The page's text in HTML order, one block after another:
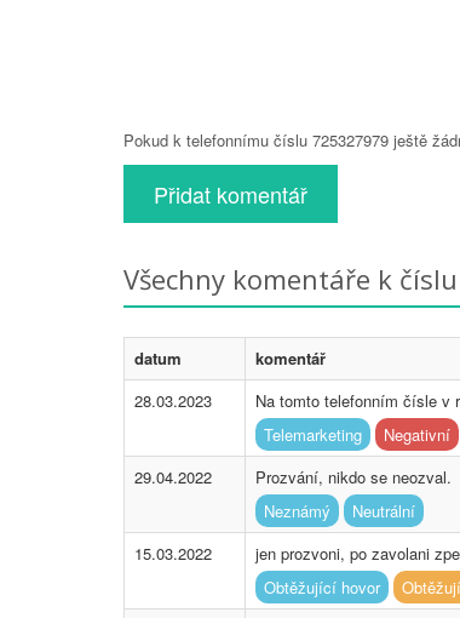
Pokud k telefonnímu číslu 725327979 ještě
Přidat komentář
Všechny komentáře k
datum
komentář
28.03.2023
Na tomto telefonním čísle v
Telemarketing
Negativní
29.04.2022
Prozvání, nikdo se neozval.
Neznámý
Neutrální
15.03.2022
jen prozvoni, po zavolani
Obtěžující hovor